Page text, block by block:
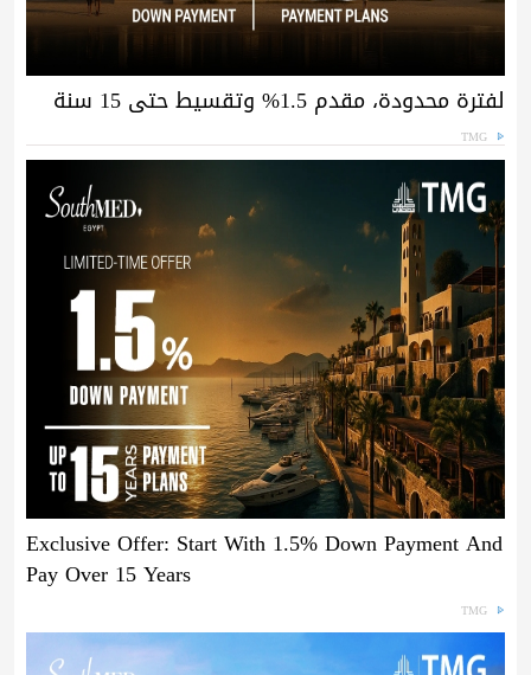
لفترة محدودة، مقدم 1.5% وتقسيط حتى 15 سنة
TMG
Exclusive Offer: Start With 1.5% Down Payment And
Pay Over 15 Years
TMG